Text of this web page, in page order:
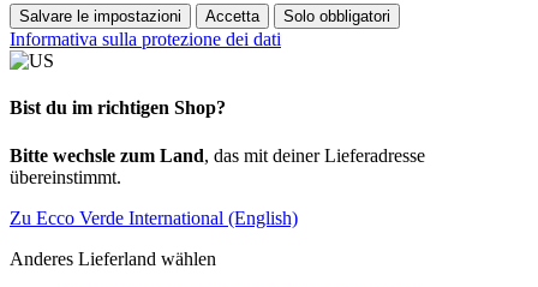
Salvare le impostazioni Accetta Solo obbligatori
Informativa sulla protezione dei dati
Bist du im richtigen Shop?
Bitte wechsle zum Land, das mit deiner Lieferadresse
übereinstimmt.
Zu Ecco Verde International (English)
Anderes Lieferland wählen